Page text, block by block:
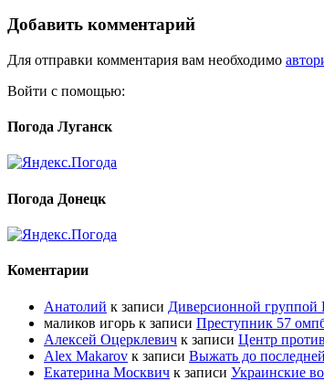
Добавить комментарий
Для отправки комментария вам необходимо
Войти с помощью:
Погода Луганск
Погода Донецк
Коментарии
Анатолий к записи Диверсионной
маликов игорь к записи Преступник 57
Алексей Оцерклевич к записи Центр
Alex Makarov к записи Выжать до
Екатерина Москвич к записи Украинские